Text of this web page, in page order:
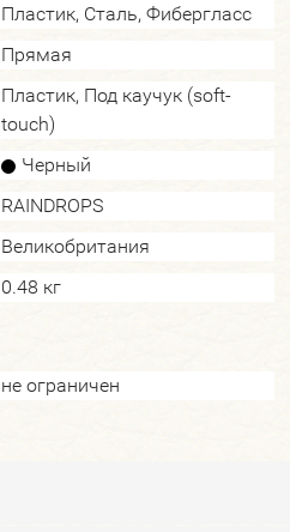
Пластик, Сталь, Фибергласс
Прямая
Пластик, Под каучук (soft-
touch)
Черный
RAINDROPS
Великобритания
0.48 кг
не ограничен